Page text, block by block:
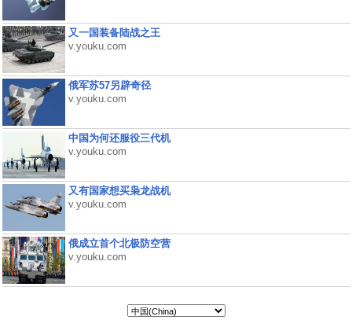
又一国装备陆战之王
v.youku.com
俄军苏57另辟奇径
v.youku.com
中国为何还服役三代机
v.youku.com
又有国家想买枭龙战机
v.youku.com
俄成立首个北极防空营
v.youku.com